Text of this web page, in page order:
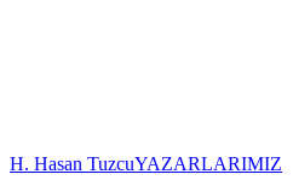
H. Hasan TuzcuYAZARLARIMIZ